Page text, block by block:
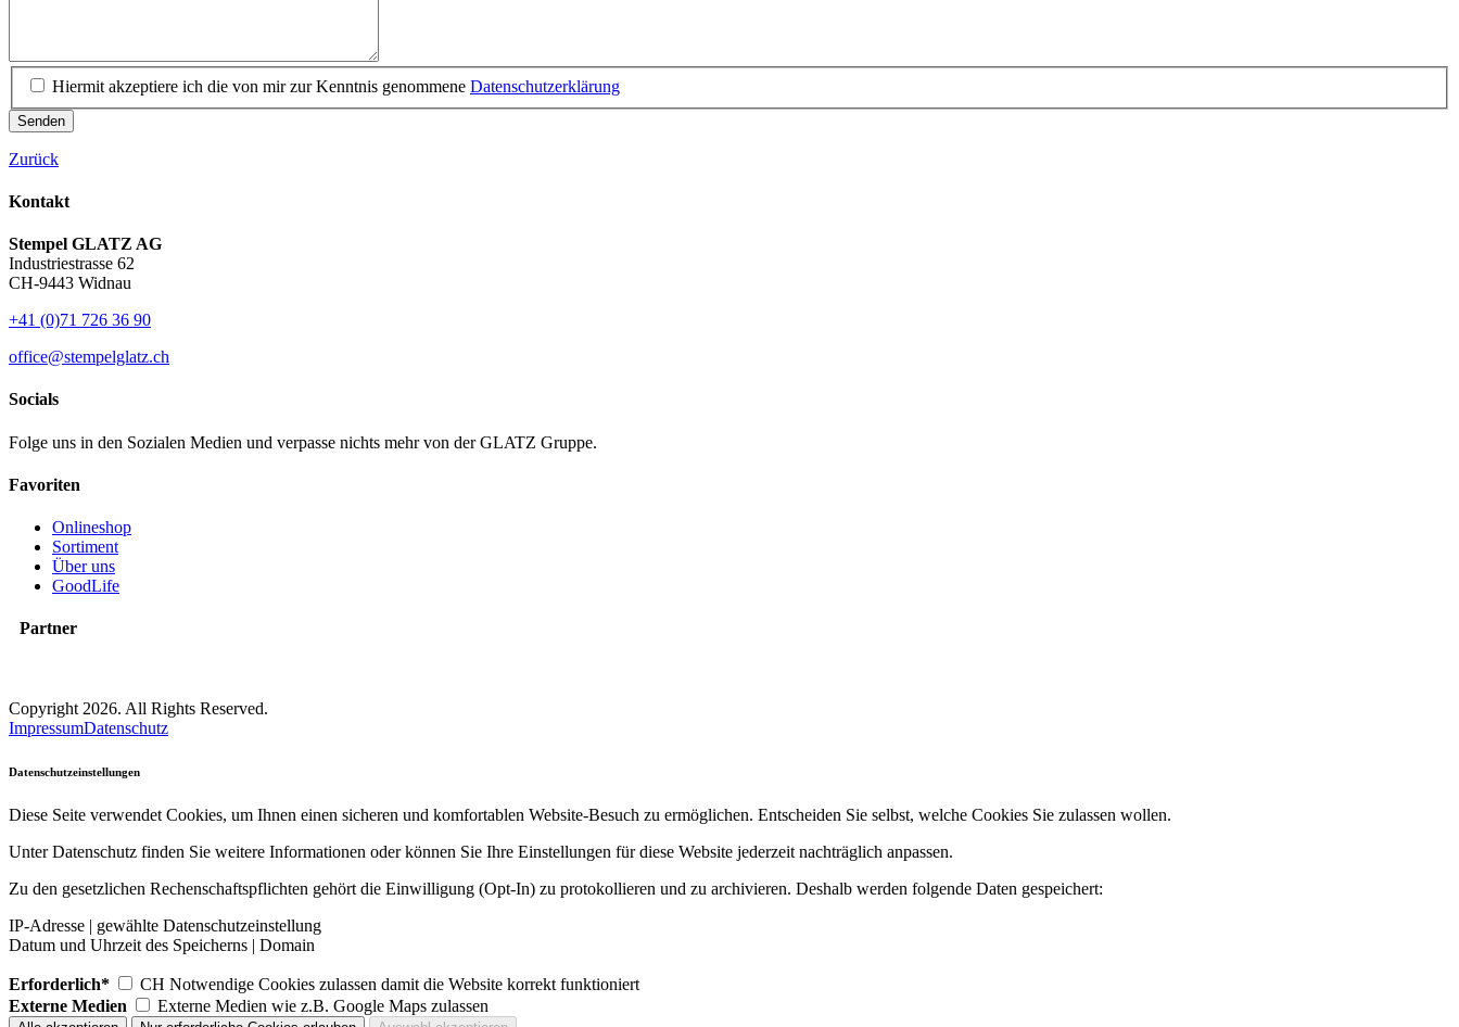
Hiermit akzeptiere ich die von mir zur Kenntnis genommene Datenschutzerklärung
Senden
Zurück
Kontakt
Stempel GLATZ AG
Industriestrasse 62
CH-9443 Widnau
+41 (0)71 726 36 90
office@stempelglatz.ch
Socials
Folge uns in den Sozialen Medien und verpasse nichts mehr von der GLATZ Gruppe.
Favoriten
Onlineshop
Sortiment
Über uns
GoodLife
Partner
Copyright 2026. All Rights Reserved.
ImpressumDatenschutz
Datenschutzeinstellungen
Diese Seite verwendet Cookies, um Ihnen einen sicheren und komfortablen Website-Besuch zu ermöglichen. Entscheiden Sie selbst, welche Cookies Sie zulassen wollen.
Unter Datenschutz finden Sie weitere Informationen oder können Sie Ihre Einstellungen für diese Website jederzeit nachträglich anpassen.
Zu den gesetzlichen Rechenschaftspflichten gehört die Einwilligung (Opt-In) zu protokollieren und zu archivieren. Deshalb werden folgende Daten gespeichert:
IP-Adresse | gewählte Datenschutzeinstellung
Datum und Uhrzeit des Speicherns | Domain
Erforderlich*
CH Notwendige Cookies zulassen damit die Website korrekt funktioniert
Externe Medien
Externe Medien wie z.B. Google Maps zulassen